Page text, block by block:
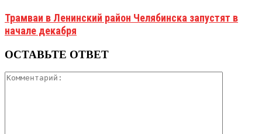
Трамваи в Ленинский район Челябинска запустят в
начале декабря
ОСТАВЬТЕ ОТВЕТ